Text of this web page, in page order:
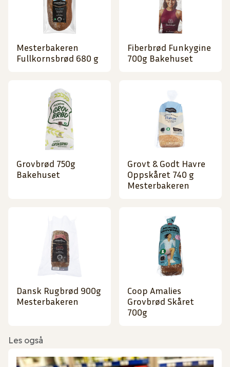
Mesterbakeren
Fullkornsbrød 680 g
Fiberbrød Funkygine
700g Bakehuset
Grovbrød 750g
Bakehuset
Grovt & Godt Havre
Oppskåret 740 g
Mesterbakeren
Dansk Rugbrød 900g
Mesterbakeren
Coop Amalies
Grovbrød Skåret
700g
Les også